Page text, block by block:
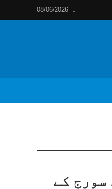
08/06/2026
سورج کے